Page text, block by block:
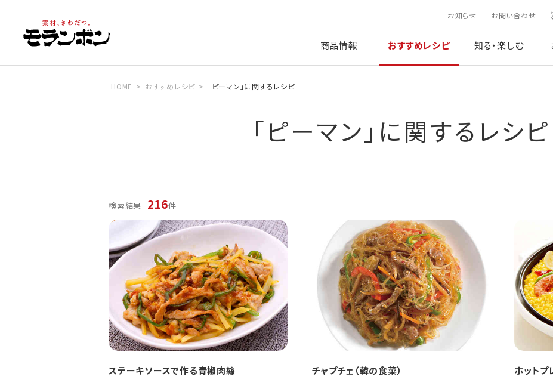
お知らせ お問い合わせ
商品情報 おすすめレシピ 知る・楽しむ
HOME おすすめレシピ 「ピーマン」に関するレシピ
「ピーマン 」に関するレシピ
検索結果 216件
ステーキソースで作る青椒肉絲 チャプチェ（韓の食菜） ホットプ